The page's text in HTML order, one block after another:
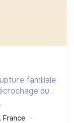
familiale
du
France